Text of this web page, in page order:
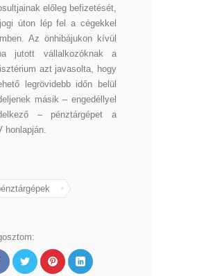
előleg befizetését,
úton lép fel a cégekkel
Az önhibájukon kívül
jutott vállalkozóknak a
azt javasolta, hogy
legrövidebb időn belül
másik – engedéllyel
– pénztárgépet a
honlapján.